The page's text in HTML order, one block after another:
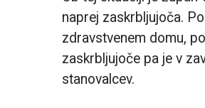
naprej zaskrbljujoča.
zdravstvenem domu,
zaskrbljujoče pa je v
stanovalcev.